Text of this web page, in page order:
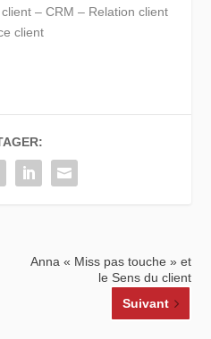
– CRM – Relation client
client
Anna « Miss pas touche » et
le Sens du client
Suivant